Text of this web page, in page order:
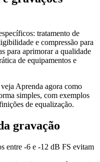
tratamento de
e compressão para
para aprimorar a qualidade
de equipamentos e
Aprenda agora como
simples, com exemplos
de equalização.
gravação
entre -6 e -12 dB FS evitam